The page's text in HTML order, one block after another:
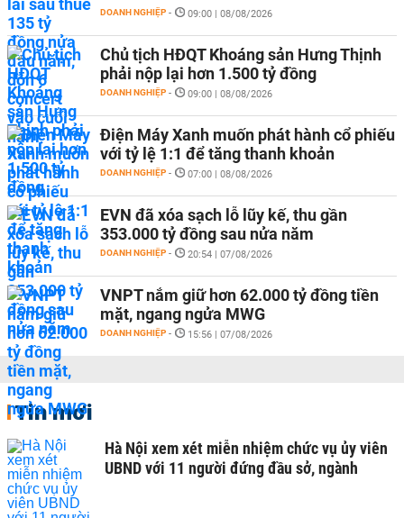
DOANH NGHIỆP - 09:00 | 08/08/2026
Chủ tịch HĐQT Khoáng sản Hưng Thịnh
phải nộp lại hơn 1.500 tỷ đồng
DOANH NGHIỆP - 09:00 | 08/08/2026
Điện Máy Xanh muốn phát hành cổ phiếu
với tỷ lệ 1:1 để tăng thanh khoản
DOANH NGHIỆP - 07:00 | 08/08/2026
EVN đã xóa sạch lỗ lũy kế, thu gần
353.000 tỷ đồng sau nửa năm
DOANH NGHIỆP - 20:54 | 07/08/2026
VNPT nắm giữ hơn 62.000 tỷ đồng tiền
mặt, ngang ngửa MWG
DOANH NGHIỆP - 15:56 | 07/08/2026
Tin mới
Hà Nội xem xét miễn nhiệm chức vụ ủy viên
UBND với 11 người đứng đầu sở, ngành